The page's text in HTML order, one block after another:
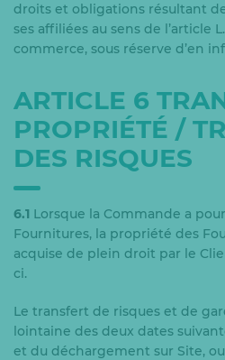
droits et obligations résultant
ses affiliées au sens de l’article
commerce, sous réserve d’en
ARTICLE 6
PROPRIÉTÉ /
DES RISQUES
6.1 Lorsque la Commande a
Fournitures, la propriété des
acquise de plein droit par le
ci.
Le transfert de risques et de
lointaine des deux dates
et du déchargement sur Site,